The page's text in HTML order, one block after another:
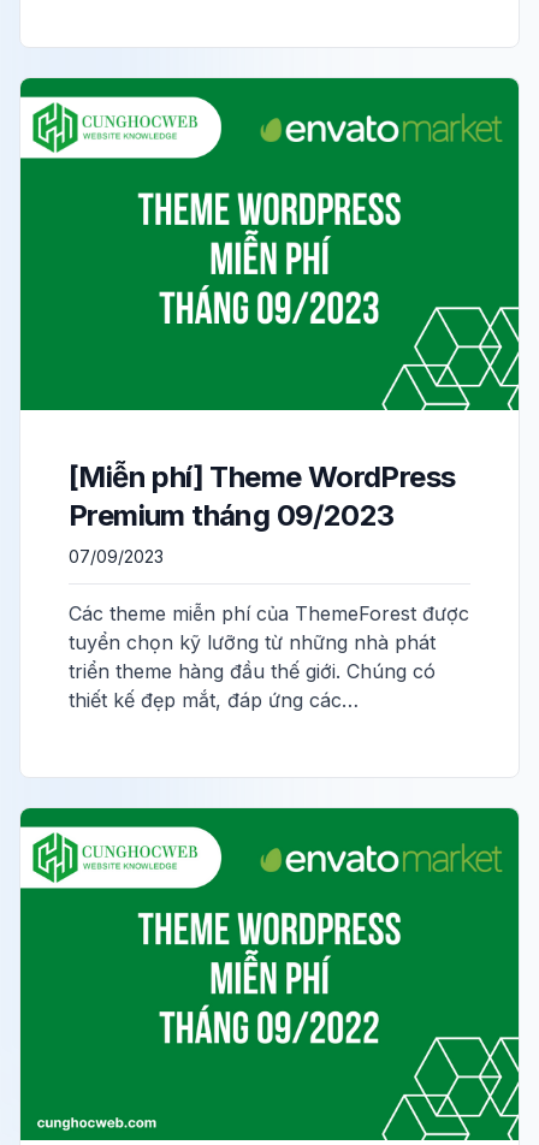
[Miễn phí] Theme WordPress
Premium tháng 09/2023
07/09/2023
Các theme miễn phí của ThemeForest được
tuyển chọn kỹ lưỡng từ những nhà phát
triển theme hàng đầu thế giới. Chúng có
thiết kế đẹp mắt, đáp ứng các…